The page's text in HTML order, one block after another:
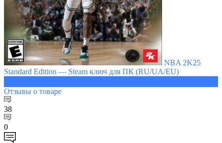
NBA 2K25
Standard Edition — Steam ключ для ПК (RU/UA/EU)
Отзывы о товаре
38
0